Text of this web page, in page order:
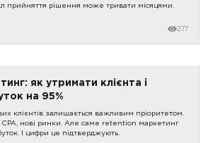
прийняття рішення може тривати місяцями.
277
як утримати клієнта і
на 95%
клієнтів залишається важливим пріоритетом.
CPA, нові ринки. Але саме retention маркетинг
І цифри це підтверджують.